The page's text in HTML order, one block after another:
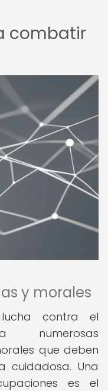
combatir
y morales
contra el
numerosas
que deben
cuidadosa. Una
es el